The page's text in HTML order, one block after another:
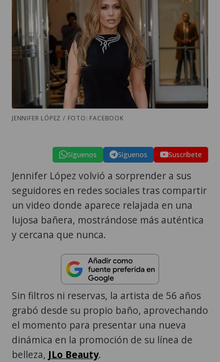
JENNIFER LÓPEZ / FOTO: FACEBOOK
Síguenos Síguenos Suscríbete
Jennifer López volvió a sorprender a sus
seguidores en redes sociales tras compartir
un video donde aparece relajada en una
lujosa bañera, mostrándose más auténtica
y cercana que nunca.
Sin filtros ni reservas, la artista de 56 años
grabó desde su propio baño, aprovechando
el momento para presentar una nueva
dinámica en la promoción de su línea de
belleza, JLo Beauty.